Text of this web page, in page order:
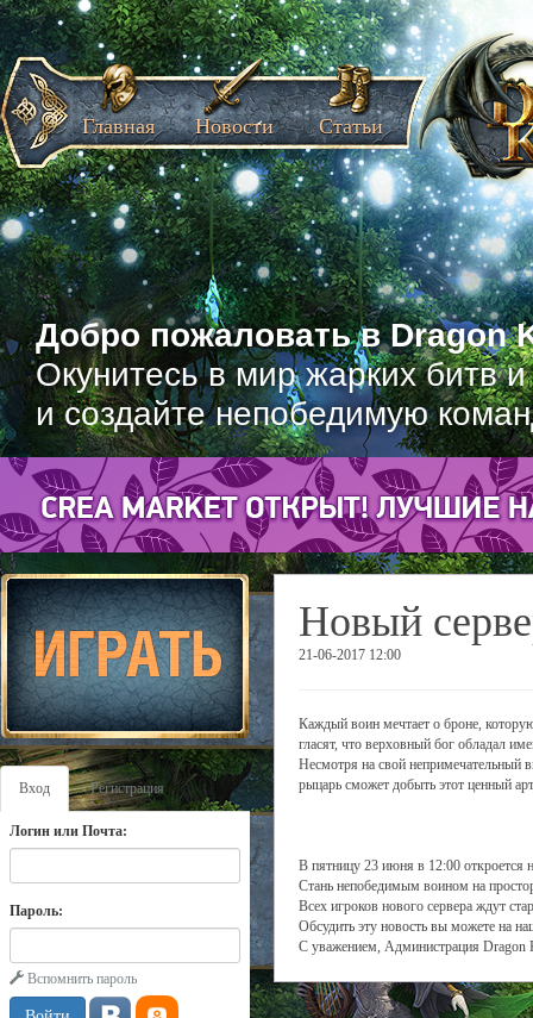
Добро пожаловать в Dragon
Окунитесь в мир жарких битв
и создайте непобедимую
Главная Новости Статьи
Вход Регистрация
Логин или Почта:
Пароль:
Вспомнить пароль
Новый
21-06-2017 12:00
Каждый воин мечтает о броне,
гласят, что верховный бог обладал
Несмотря на свой непримечательный
рыцарь сможет добыть этот ценный
В пятницу 23 июня в 12:00 откроется
Стань непобедимым воином на
Всех игроков нового сервера ждут
Обсудить эту новость вы можете на
С уважением, Администрация Dragon